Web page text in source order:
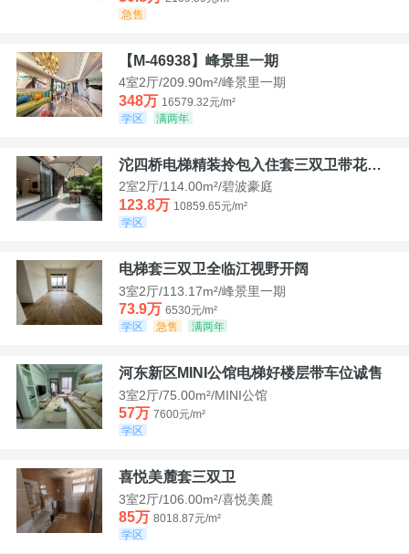
急售
【M-46938】峰景里一期
4室2厅/209.90m²/峰景里一期
348万 16579.32元/m²
学区
满两年
沱四桥电梯精装拎包入住套三双卫带花园40平米带车位
2室2厅/114.00m²/碧波豪庭
123.8万 10859.65元/m²
学区
电梯套三双卫全临江视野开阔
3室2厅/113.17m²/峰景里一期
73.9万 6530元/m²
学区
急售 满两年
河东新区MINI公馆电梯好楼层带车位诚售
3室2厅/75.00m²/MINI公馆
57万 7600元/m²
学区
喜悦美麓套三双卫
3室2厅/106.00m²/喜悦美麓
85万 8018.87元/m²
学区